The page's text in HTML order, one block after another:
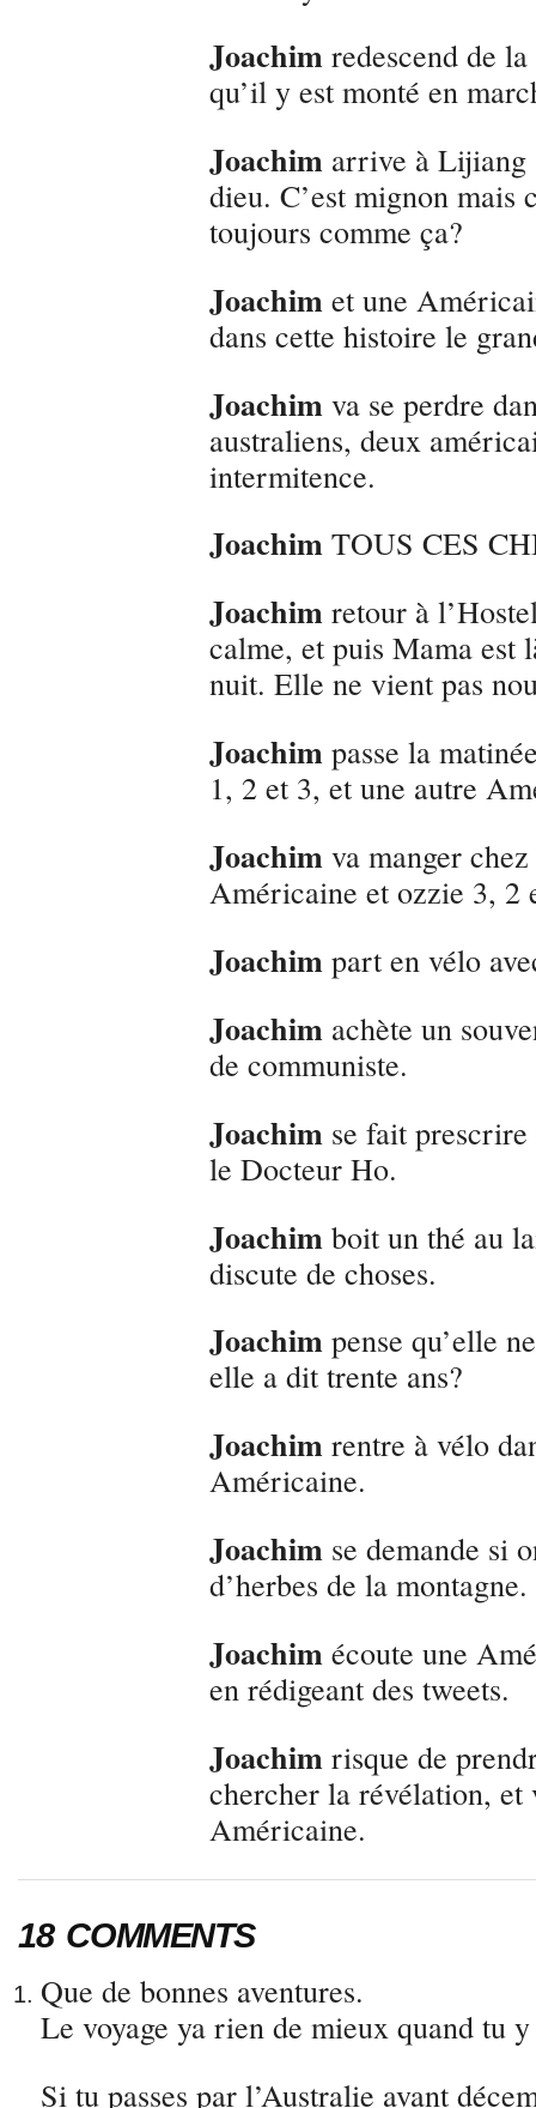
Joachim redescend de
qu’il y est monté en
Joachim arrive à Lijiang
dieu. C’est mignon mais
toujours comme ça?
Joachim et une
dans cette histoire le
Joachim va se perdre
australiens, deux
intermitence.
Joachim TOUS CES
Joachim retour à
calme, et puis Mama est
nuit. Elle ne vient pas
Joachim passe la
1, 2 et 3, et une autre
Joachim va manger
Américaine et ozzie 3, 2
Joachim part en vélo
Joachim achète un
de communiste.
Joachim se fait
le Docteur Ho.
Joachim boit un thé au
discute de choses.
Joachim pense qu’elle
elle a dit trente ans?
Joachim rentre à vélo
Américaine.
Joachim se demande si
d’herbes de la
Joachim écoute une
en rédigeant des tweets.
Joachim risque de
chercher la révélation, et
Américaine.
18 COMMENTS
Que de bonnes aventures.
Le voyage ya rien de mieux quand tu
Si tu passes par l’Australie avant